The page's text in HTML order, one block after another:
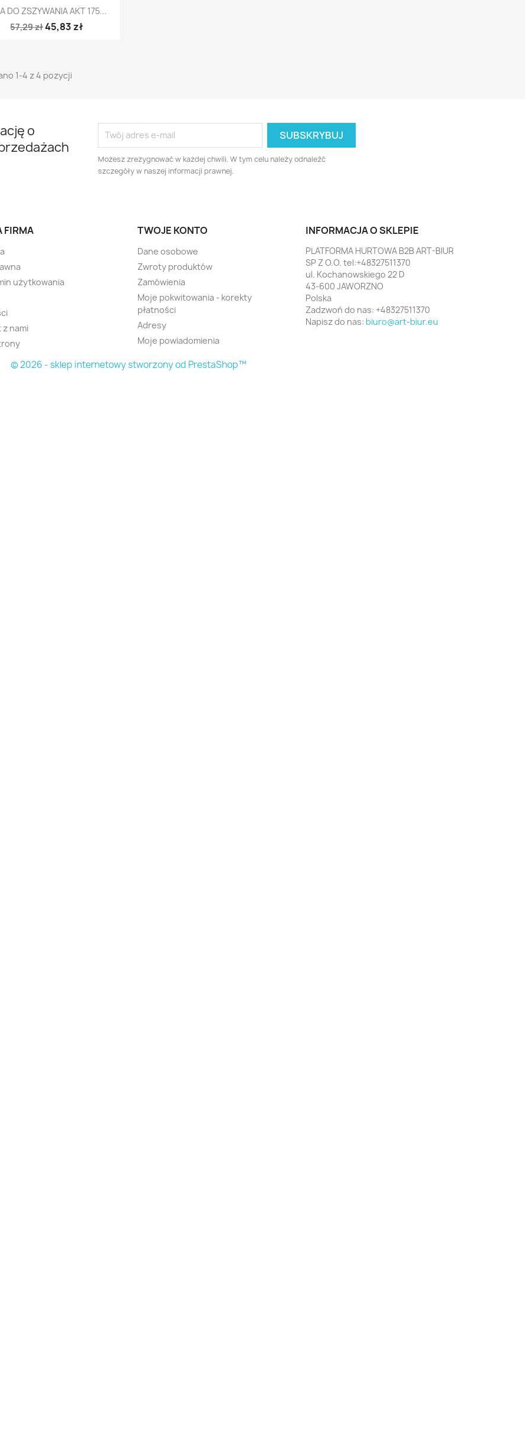
Szybki podgląd
DO ZSZYWANIA AKT 175...
57,29 zł45,83 zł
1-4 z 4 pozycji
o
Możesz zrezygnować w każdej chwili. W tym celu należy odnaleźć
szczegóły w naszej informacji prawnej.
FIRMA
użytkowania
z nami
TWOJE KONTO
Dane osobowe
Zwroty produktów
Zamówienia
Moje pokwitowania - korekty
płatności
Adresy
Moje powiadomienia
INFORMACJA O SKLEPIE
PLATFORMA HURTOWA B2B ART-BIUR
SP Z O.O. tel:+48327511370
ul. Kochanowskiego 22 D
43-600 JAWORZNO
Polska
Zadzwoń do nas: +48327511370
Napisz do nas: biuro@art-biur.eu
© 2026 - sklep internetowy stworzony od PrestaShop™